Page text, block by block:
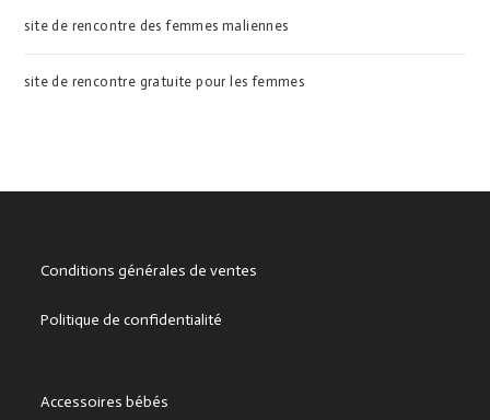
site de rencontre des femmes maliennes
site de rencontre gratuite pour les femmes
Conditions générales de ventes
Politique de confidentialité
Accessoires bébés